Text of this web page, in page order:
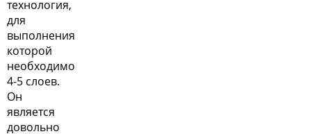
технология,
для
выполнения
которой
необходимо
4-5 слоев.
Он
является
довольно